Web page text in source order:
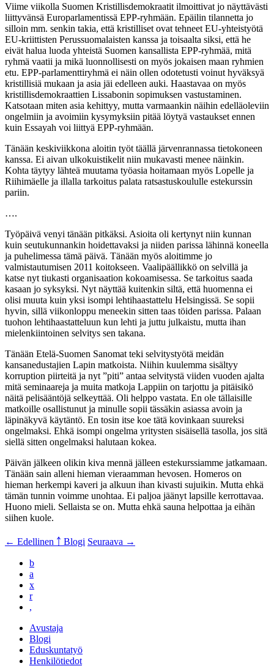
Viime viikolla Suomen Kristillisdemokraatit ilmoittivat jo näyttävästi
liittyvänsä Europarlamentissä EPP-ryhmään. Epäilin tilannetta jo
silloin mm. senkin takia, että kristilliset ovat tehneet EU-yhteistyötä
EU-kriittisten Perussuomalaisten kanssa ja toisaalta siksi, että he
eivät halua luoda yhteistä Suomen kansallista EPP-ryhmää, mitä
ryhmä vaatii ja mikä luonnollisesti on myös jokaisen maan ryhmien
etu. EPP-parlamenttiryhmä ei näin ollen odotetusti voinut hyväksyä
kristillisiä mukaan ja asia jäi edelleen auki. Haastavaa on myös
kristillisdemokraattien Lissabonin sopimuksen vastustaminen.
Katsotaan miten asia kehittyy, mutta varmaankin näihin edelläoleviin
ongelmiin ja avoimiin kysymyksiin pitää löytyä vastaukset ennen
kuin Essayah voi liittyä EPP-ryhmään.
Tänään keskiviikkona aloitin työt täällä järvenrannassa tietokoneen
kanssa. Ei aivan ulkokuistikelit niin mukavasti menee näinkin.
Kohta täytyy lähteä muutama työasia hoitamaan myös Lopelle ja
Riihimäelle ja illalla tarkoitus palata ratsastuskoululle estekurssin
pariin.
….
Työpäivä venyi tänään pitkäksi. Asioita oli kertynyt niin kunnan
kuin seutukunnankin hoidettavaksi ja niiden parissa lähinnä koneella
ja puhelimessa tämä päivä. Tänään myös aloitimme jo
valmistautumisen 2011 koitokseen. Vaalipäällikkö on selvillä ja
katse nyt tiukasti organisaation kokoamisessa. Se tarkoitus saada
kasaan jo syksyksi. Nyt näyttää kuitenkin siltä, että huomenna ei
olisi muuta kuin yksi isompi lehtihaastattelu Helsingissä. Se sopii
hyvin, sillä viikonloppu meneekin sitten taas töiden parissa. Palaan
tuohon lehtihaastatteluun kun lehti ja juttu julkaistu, mutta ihan
mielenkiintoinen selvitys sen takana.
Tänään Etelä-Suomen Sanomat teki selvitystyötä meidän
kansanedustajien Lapin matkoista. Niihin kuulemma sisältyy
korruption piirteitä ja nyt ”piti” antaa selvitystä viiden vuoden ajalta
mitä seminaareja ja muita matkoja Lappiin on tarjottu ja pitäisikö
näitä pelisääntöjä selkeyttää. Oli helppo vastata. En ole tällaisille
matkoille osallistunut ja minulle sopii tässäkin asiassa avoin ja
läpinäkyvä käytäntö. En tosin itse koe tätä kovinkaan suureksi
ongelmaksi. Ehkä isompi ongelma yritysten sisäisellä tasolla, jos sitä
siellä sitten ongelmaksi halutaan kokea.
Päivän jälkeen olikin kiva mennä jälleen estekurssiamme jatkamaan.
Tänään sain alleni hieman vieraamman hevosen. Homeros on
hieman herkempi kaveri ja alkuun ihan kivasti sujuikin. Mutta ehkä
tämän tunnin voimme unohtaa. Ei paljoa jäänyt lapsille kerrottavaa.
Huono mieli. Sellaista se on. Mutta ehkä sauna helpottaa ja eihän
siihen kuole.
← Edellinen ￪ Blogi Seuraava →
b
a
x
r
,
Avustaja
Blogi
Eduskuntatyö
Henkilötiedot